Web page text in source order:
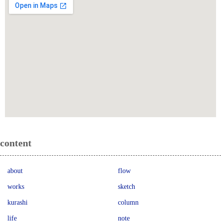
content
about flow
works sketch
kurashi column
life note